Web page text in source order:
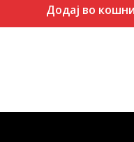
Додај во